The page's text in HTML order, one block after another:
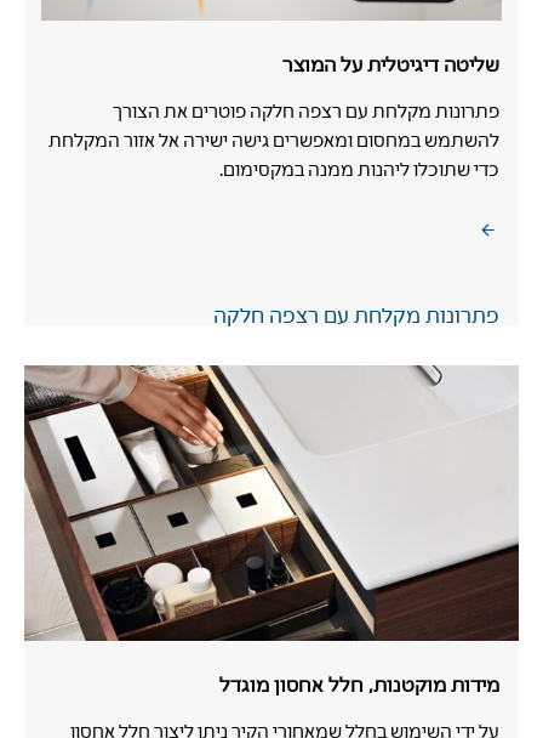
שליטה דיגיטלית על המוצר
פתרונות מקלחת עם רצפה חלקה פוטרים את הצורך
להשתמש במחסום ומאפשרים גישה ישירה אל אזור המקלחת
כדי שתוכלו ליהנות ממנה במקסימום.
פתרונות מקלחת עם רצפה חלקה
מידות מוקטנות, חלל אחסון מוגדל
על ידי השימוש בחלל שמאחורי הקיר ניתן ליצור חלל אחסון